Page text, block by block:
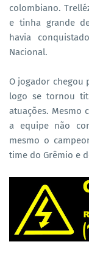
colombiano.
e tinha grande
havia
Nacional.
O jogador chegou
logo se tornou
atuações. Mesmo
a equipe não
mesmo o
time do Grêmio e